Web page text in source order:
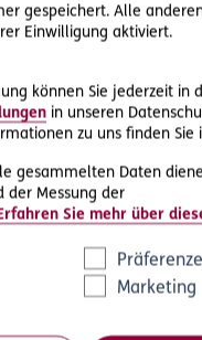
gespeichert. Alle
Einwilligung aktiviert.
können Sie jederzeit in
in unseren
zu uns finden Sie
gesammelten Daten
der Messung der
Sie mehr über
Marketing
bereits in
gut vorgesorgt und mit
auch eine
beim Gegner
die D.A.S. ein und